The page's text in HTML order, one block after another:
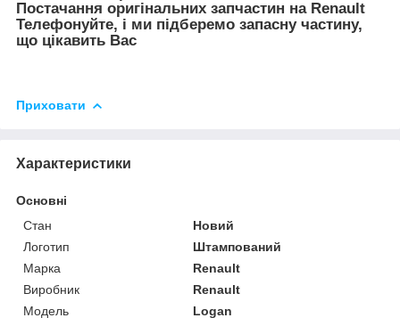
Постачання оригінальних запчастин на Renault
Телефонуйте, і ми підберемо запасну частину,
що цікавить Вас
Приховати
Характеристики
Основні
Стан
Новий
Логотип
Штампований
Марка
Renault
Виробник
Renault
Модель
Logan